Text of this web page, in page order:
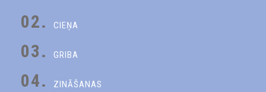
02. CIEŅA
03. GRIBA
04. ZINĀŠANAS